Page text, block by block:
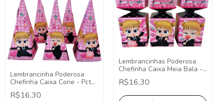
Lembrancinha Poderosa
Chefinha Caixa Cone - Pct
com 10
R$16,30
Lembrancinhas Poderosa
Chefinha Caixa Meia Bala -
Pct com 10
R$16,30